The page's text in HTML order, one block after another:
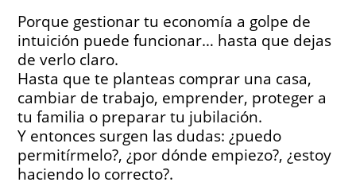
Porque gestionar tu economía a golpe de
intuición puede funcionar… hasta que dejas
de verlo claro.
Hasta que te planteas comprar una casa,
cambiar de trabajo, emprender, proteger a
tu familia o preparar tu jubilación.
Y entonces surgen las dudas: ¿puedo
permitírmelo?, ¿por dónde empiezo?, ¿estoy
haciendo lo correcto?.